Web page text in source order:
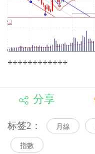
++++++++++++
分享
标签2： 月線
指數